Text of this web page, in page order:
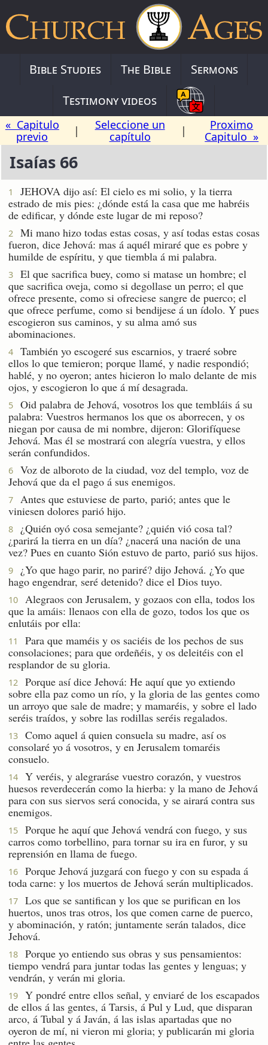
Bible Studies The Bible
Sermons
Testimony videos
« Capitulo
previo
|
Seleccione un
capítulo
|
Proximo
Capitulo »
Isaías 66
1
JEHOVA dijo así: El cielo es mi solio, y la tierra
estrado de mis pies: ¿dónde está la casa que me habréis
de edificar, y dónde este lugar de mi reposo?
2
Mi mano hizo todas estas cosas, y así todas estas cosas
fueron, dice Jehová: mas á aquél miraré que es pobre y
humilde de espíritu, y que tiembla á mi palabra.
3
El que sacrifica buey, como si matase un hombre; el
que sacrifica oveja, como si degollase un perro; el que
ofrece presente, como si ofreciese sangre de puerco; el
que ofrece perfume, como si bendijese á un ídolo. Y pues
escogieron sus caminos, y su alma amó sus
abominaciones.
4
También yo escogeré sus escarnios, y traeré sobre
ellos lo que temieron; porque llamé, y nadie respondió;
hablé, y no oyeron; antes hicieron lo malo delante de mis
ojos, y escogieron lo que á mí desagrada.
5
Oid palabra de Jehová, vosotros los que tembláis á su
palabra: Vuestros hermanos los que os aborrecen, y os
niegan por causa de mi nombre, dijeron: Glorifíquese
Jehová. Mas él se mostrará con alegría vuestra, y ellos
serán confundidos.
6
Voz de alboroto de la ciudad, voz del templo, voz de
Jehová que da el pago á sus enemigos.
7
Antes que estuviese de parto, parió; antes que le
viniesen dolores parió hijo.
8
¿Quién oyó cosa semejante? ¿quién vió cosa tal?
¿parirá la tierra en un día? ¿nacerá una nación de una
vez? Pues en cuanto Sión estuvo de parto, parió sus hijos.
9
¿Yo que hago parir, no pariré? dijo Jehová. ¿Yo que
hago engendrar, seré detenido? dice el Dios tuyo.
10
Alegraos con Jerusalem, y gozaos con ella, todos los
que la amáis: llenaos con ella de gozo, todos los que os
enlutáis por ella:
11
Para que maméis y os saciéis de los pechos de sus
consolaciones; para que ordeñéis, y os deleitéis con el
resplandor de su gloria.
12
Porque así dice Jehová: He aquí que yo extiendo
sobre ella paz como un río, y la gloria de las gentes como
un arroyo que sale de madre; y mamaréis, y sobre el lado
seréis traídos, y sobre las rodillas seréis regalados.
13
Como aquel á quien consuela su madre, así os
consolaré yo á vosotros, y en Jerusalem tomaréis
consuelo.
14
Y veréis, y alegraráse vuestro corazón, y vuestros
huesos reverdecerán como la hierba: y la mano de Jehová
para con sus siervos será conocida, y se airará contra sus
enemigos.
15
Porque he aquí que Jehová vendrá con fuego, y sus
carros como torbellino, para tornar su ira en furor, y su
reprensión en llama de fuego.
16
Porque Jehová juzgará con fuego y con su espada á
toda carne: y los muertos de Jehová serán multiplicados.
17
Los que se santifican y los que se purifican en los
huertos, unos tras otros, los que comen carne de puerco,
y abominación, y ratón; juntamente serán talados, dice
Jehová.
18
Porque yo entiendo sus obras y sus pensamientos:
tiempo vendrá para juntar todas las gentes y lenguas; y
vendrán, y verán mi gloria.
19
Y pondré entre ellos señal, y enviaré de los escapados
de ellos á las gentes, á Tarsis, á Pul y Lud, que disparan
arco, á Tubal y á Javán, á las islas apartadas que no
oyeron de mí, ni vieron mi gloria; y publicarán mi gloria